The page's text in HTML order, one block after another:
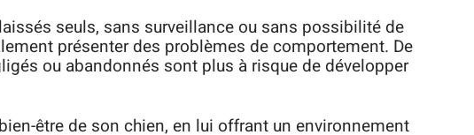
seuls, sans surveillance ou sans possibilité de
présenter des problèmes de comportement. De
ou abandonnés sont plus à risque de développer
être de son chien, en lui offrant un environnement